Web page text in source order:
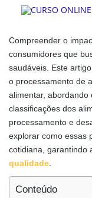
Compreender o
consumidores que
saudáveis. Este
o processamento de
alimentar, abordando
classificações dos
processamento e
explorar como essas
cotidiana, garantindo
qualidade
Conteúdo